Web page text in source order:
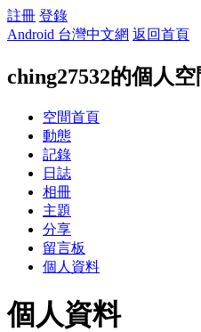
註冊 登錄
Android 台灣中文網 返回首頁
ching27532的個人空
空間首頁
動態
記錄
日誌
相冊
主題
分享
留言板
個人資料
個人資料